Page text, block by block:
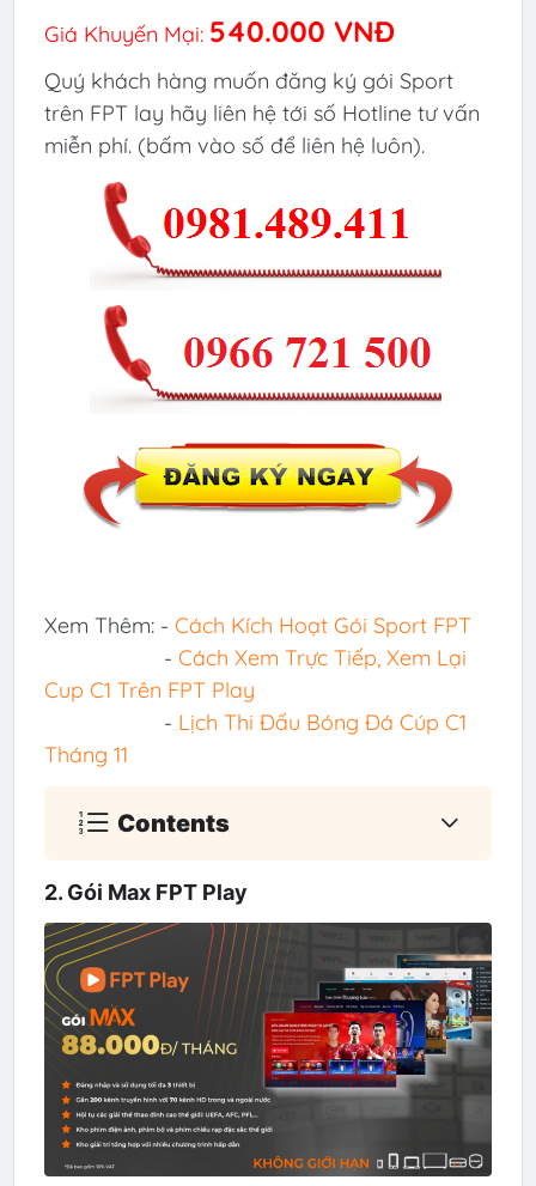
Giá Khuyến Mại: 540.000 VNĐ
Quý khách hàng muốn đăng ký gói Sport
trên FPT lay hãy liên hệ tới số Hotline tư vấn
miễn phí. (bấm vào số để liên hệ luôn).
Xem Thêm: - Cách Kích Hoạt Gói Sport FPT
- Cách Xem Trực Tiếp, Xem Lại
Cup C1 Trên FPT Play
- Lịch Thi Đấu Bóng Đá Cúp C1
Tháng 11
Contents
2. Gói Max FPT Play